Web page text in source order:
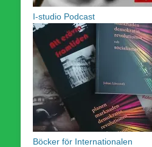
I-studio Podcast
Böcker för Internationalen